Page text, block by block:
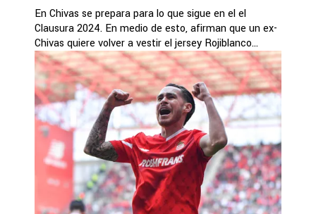
En Chivas se prepara para lo que sigue en el el
Clausura 2024. En medio de esto, afirman que un ex-
Chivas quiere volver a vestir el jersey Rojiblanco...